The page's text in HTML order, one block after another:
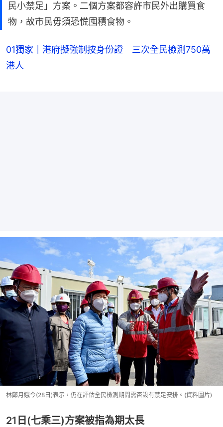
民小禁足」方案。二個方案都容許市民外出購買食
物，故市民毋須恐慌囤積食物。
01獨家｜港府擬強制按身份證 三次全民檢測750萬
港人
林鄭月娥今(28日)表示，仍在評估全民檢測期間需否設有禁足安排。(資料圖片)
21日(七乘三)方案被指為期太長